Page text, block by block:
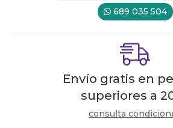
689 035 504
Envío gratis en
superiores a
consulta